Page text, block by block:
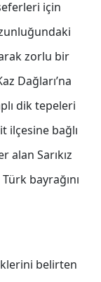
için
zorlu bir
Dağları’na
dik tepeleri
ilçesine bağlı
alan Sarıkız
bayrağını
belirten